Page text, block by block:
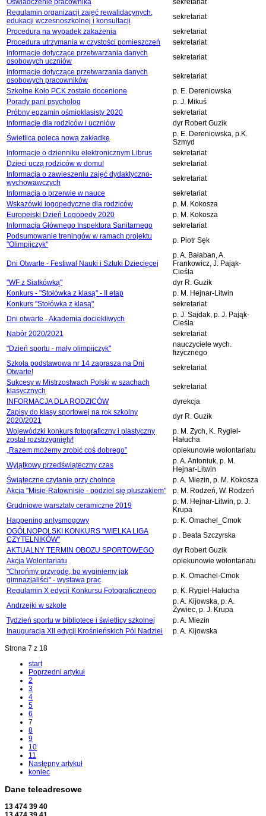
Oświadczenie pracownika
sekretariat
Regulamin organizacji zajęć rewalidacynych,
edukacji wczesnoszkolnej i konsultacji
sekretariat
Procedura na wypadek zakażenia
sekretariat
Procedura utrzymania w czystości pomieszczeń
sekretariat
Informacje dotyczące przetwarzania danych
osobowych uczniów
sekretariat
Informacje dotyczące przetwarzania danych
osobowych pracowników
sekretariat
Szkolne Koło PCK zostało docenione
p. E. Dereniowska
Porady pani psycholog
p. J. Mikuś
Próbny egzamin ośmioklasisty 2020
sekretariat
Informacje dla rodziców i uczniów
dyr Robert Guzik
Świetlica poleca nową zakładkę
p. E. Dereniowska, p.K.
Szmyd
Informacje o dzienniku elektronicznym Librus
sekretariat
Dzieci uczą rodziców w domu!
sekretariat
Informacja o zawieszeniu zajęć dydaktyczno-
wychowawczych
sekretariat
Informacja o przerwie w nauce
sekretariat
Wskazówki logopedyczne dla rodziców
p. M. Kokosza
Europejski Dzień Logopedy 2020
p. M. Kokosza
Informacja Głównego Inspektora Sanitarnego
sekretariat
Podsumowanie treningów w ramach projektu
"Olimpijczyk"
p. Piotr Sęk
Dni Otwarte - Festiwal Nauki i Sztuki Dziecięcej
p. A. Bałaban, A.
Frankowicz, J. Pająk-
Cieśla
"WF z Siatkówką"
dyr R. Guzik
Konkurs - "Stołówka z klasą" - II etap
p. M. Hejnar-Litwin
Konkurs "Stołówka z klasą"
sekretariat
Dni otwarte - Akademia dociekliwych
p. J. Sajdak, p. J. Pająk-
Cieśla
Nabór 2020/2021
sekretariat
"Dzień sportu - mały olimpijczyk"
nauczyciele wych.
fizycznego
Szkoła podstawowa nr 14 zaprasza na Dni
Otwarte!
sekretariat
Sukcesy w Mistrzostwach Polski w szachach
klasycznych
sekretariat
INFORMACJA DLA RODZICÓW
dyrekcja
Zapisy do klasy sportowej na rok szkolny
2020/2021
dyr R. Guzik
Wojewódzki konkurs fotograficzny i plastyczny
został rozstrzygnięty!
p. M. Zych, K. Rygiel-
Hałucha
„Razem możemy zrobić coś dobrego”
opiekunowie wolontariatu
Wyjątkowy przedświąteczny czas
p. A. Antoniuk, p. M.
Hejnar-Litwin
Świąteczne czytanie przy choince
p. A. Miezin, p. M. Kokosza
Akcja "Misie-Ratownisie - podziel się pluszakiem"
p. M. Rodzeń, W. Rodzeń
Grudniowe warsztaty ceramiczne 2019
p. M. Hejnar-Litwin, p. J.
Krupa
Happening antysmogowy
p. K. Omachel_Cmok
OGÓLNOPOLSKI KONKURS "WIELKA LIGA
CZYTELNIKÓW"
p . Beata Szczyrska
AKTUALNY TERMIN OBOZU SPORTOWEGO
dyr Robert Guzik
Akcja Wolontariatu
opiekunowie wolontariatu
"Chrońmy przyrodę, bo wyginiemy jak
gimnazjaliści" - wystawa prac
p. K. Omachel-Cmok
Regulamin X edycji Konkursu Fotograficznego
p. K. Rygiel-Hałucha
Andrzejki w szkole
p. A. Kijowska, p. A.
Żywiec, p. J. Krupa
Tydzień sportu w bibliotece i świetlicy szkolnej
p. A. Miezin
Inauguracja XII edycji Krośnieńskich Pól Nadziei
p. A. Kijowska
Strona 7 z 18
start
Poprzedni artykuł
2
3
4
5
6
7
8
9
10
11
Następny artykuł
koniec
Dane teleadresowe
13 474 39 40